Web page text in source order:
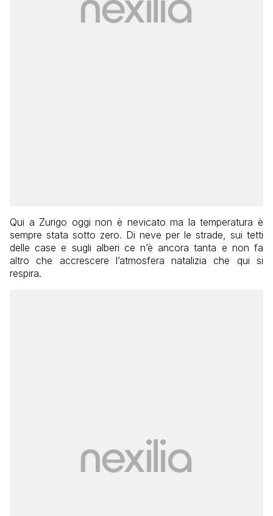
Qui a Zurigo oggi non è nevicato ma la temperatura è
sempre stata sotto zero. Di neve per le strade, sui tetti
delle case e sugli alberi ce n’è ancora tanta e non fa
altro che accrescere l’atmosfera natalizia che qui si
respira.